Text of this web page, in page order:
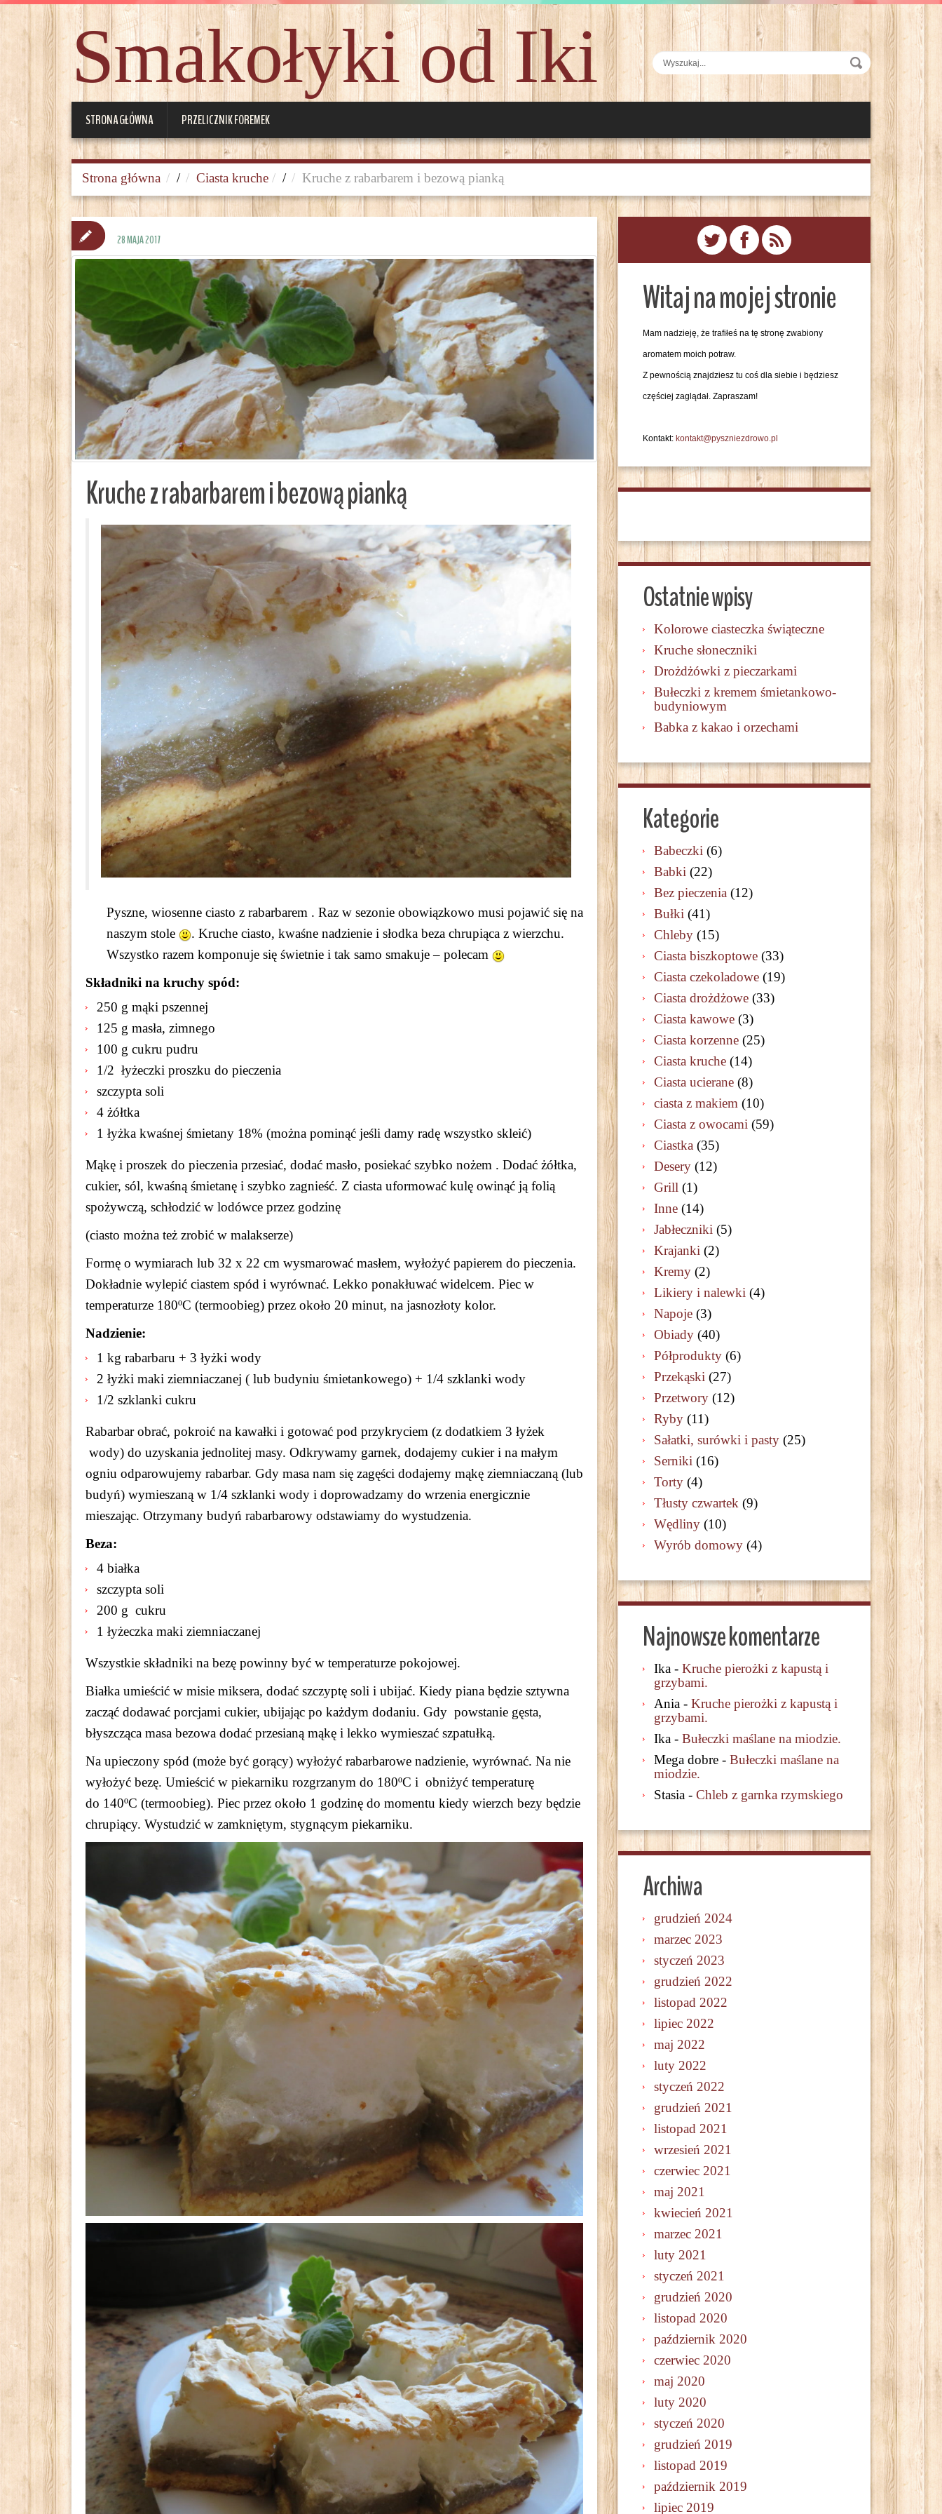
Smakołyki od Iki
STRONA GŁÓWNA PRZELICZNIK FOREMEK
Strona główna / Ciasta kruche / Kruche z rabarbarem i bezową pianką
Kruche z rabarbarem i bezową pianką
Pyszne, wiosenne ciasto z rabarbarem . Raz w sezonie obowiązkowo musi pojawić się na
naszym stole
. Kruche ciasto, kwaśne nadzienie i słodka beza chrupiąca z wierzchu.
Wszystko razem komponuje się świetnie i tak samo smakuje – polecam
Składniki na kruchy spód:
250 g mąki pszennej
125 g masła, zimnego
100 g cukru pudru
1/2 łyżeczki proszku do pieczenia
szczypta soli
4 żółtka
1 łyżka kwaśnej śmietany 18% (można pominąć jeśli damy radę wszystko skleić)
Mąkę i proszek do pieczenia przesiać, dodać masło, posiekać szybko nożem . Dodać żółtka,
cukier, sól, kwaśną śmietanę i szybko zagnieść. Z ciasta uformować kulę owinąć ją folią
spożywczą, schłodzić w lodówce przez godzinę
(ciasto można też zrobić w malakserze)
Formę o wymiarach lub 32 x 22 cm wysmarować masłem, wyłożyć papierem do pieczenia.
Dokładnie wylepić ciastem spód i wyrównać. Lekko ponakłuwać widelcem. Piec w
temperaturze 180ºC (termoobieg) przez około 20 minut, na jasnozłoty kolor.
Nadzienie:
1 kg rabarbaru + 3 łyżki wody
2 łyżki maki ziemniaczanej ( lub budyniu śmietankowego) + 1/4 szklanki wody
1/2 szklanki cukru
Rabarbar obrać, pokroić na kawałki i gotować pod przykryciem (z dodatkiem 3 łyżek
wody) do uzyskania jednolitej masy. Odkrywamy garnek, dodajemy cukier i na małym
ogniu odparowujemy rabarbar. Gdy masa nam się zagęści dodajemy mąkę ziemniaczaną (lub
budyń) wymieszaną w 1/4 szklanki wody i doprowadzamy do wrzenia energicznie
mieszając. Otrzymany budyń rabarbarowy odstawiamy do wystudzenia.
Beza:
4 białka
szczypta soli
200 g cukru
1 łyżeczka maki ziemniaczanej
Wszystkie składniki na bezę powinny być w temperaturze pokojowej.
Białka umieścić w misie miksera, dodać szczyptę soli i ubijać. Kiedy piana będzie sztywna
zacząć dodawać porcjami cukier, ubijając po każdym dodaniu. Gdy powstanie gęsta,
błyszcząca masa bezowa dodać przesianą mąkę i lekko wymieszać szpatułką.​​
Na upieczony spód (może być gorący) wyłożyć rabarbarowe nadzienie, wyrównać. Na nie
wyłożyć bezę. Umieścić w piekarniku rozgrzanym do 180ºC i obniżyć temperaturę
do 140ºC (termoobieg). Piec przez około 1 godzinę do momentu kiedy wierzch bezy będzie
chrupiący. Wystudzić w zamkniętym, stygnącym piekarniku.
28 MAJA 2017
Witaj na mojej stronie
Mam nadzieję, że trafiłeś na tę stronę zwabiony
aromatem moich potraw.
Z pewnością znajdziesz tu coś dla siebie i będziesz
częściej zaglądał. Zapraszam!
Kontakt: kontakt@pyszniezdrowo.pl
Ostatnie wpisy
Kolorowe ciasteczka świąteczne
Kruche słoneczniki
Drożdżówki z pieczarkami
Bułeczki z kremem śmietankowo-
budyniowym
Babka z kakao i orzechami
Kategorie
Babeczki (6)
Babki (22)
Bez pieczenia (12)
Bułki (41)
Chleby (15)
Ciasta biszkoptowe (33)
Ciasta czekoladowe (19)
Ciasta drożdżowe (33)
Ciasta kawowe (3)
Ciasta korzenne (25)
Ciasta kruche (14)
Ciasta ucierane (8)
ciasta z makiem (10)
Ciasta z owocami (59)
Ciastka (35)
Desery (12)
Grill (1)
Inne (14)
Jabłeczniki (5)
Krajanki (2)
Kremy (2)
Likiery i nalewki (4)
Napoje (3)
Obiady (40)
Półprodukty (6)
Przekąski (27)
Przetwory (12)
Ryby (11)
Sałatki, surówki i pasty (25)
Serniki (16)
Torty (4)
Tłusty czwartek (9)
Wędliny (10)
Wyrób domowy (4)
Najnowsze komentarze
Ika - Kruche pierożki z kapustą i
grzybami.
Ania - Kruche pierożki z kapustą i
grzybami.
Ika - Bułeczki maślane na miodzie.
Mega dobre - Bułeczki maślane na
miodzie.
Stasia - Chleb z garnka rzymskiego
Archiwa
grudzień 2024
marzec 2023
styczeń 2023
grudzień 2022
listopad 2022
lipiec 2022
maj 2022
luty 2022
styczeń 2022
grudzień 2021
listopad 2021
wrzesień 2021
czerwiec 2021
maj 2021
kwiecień 2021
marzec 2021
luty 2021
styczeń 2021
grudzień 2020
listopad 2020
październik 2020
czerwiec 2020
maj 2020
luty 2020
styczeń 2020
grudzień 2019
listopad 2019
październik 2019
lipiec 2019